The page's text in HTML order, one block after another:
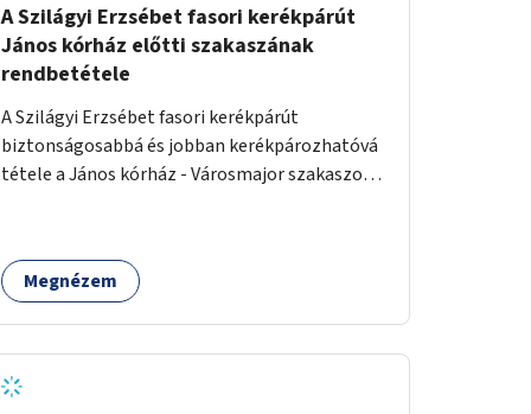
A Szilágyi Erzsébet fasori kerékpárút
János kórház előtti szakaszának
rendbetétele
A Szilágyi Erzsébet fasori kerékpárút
biztonságosabbá és jobban kerékpározhatóvá
tétele a János kórház - Városmajor szakaszon,
egyértelműbb felfestésével, a gyalogos
forgalomtól való jobb elkülönítésével, esetleg
Megnézem